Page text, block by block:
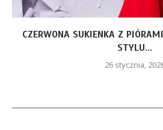
CZERWONA SUKIENKA Z
STYLU...
26 stycznia,